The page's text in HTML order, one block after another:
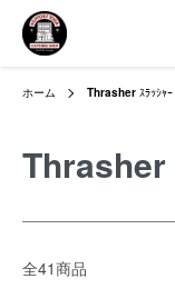
ホーム Thrasher ｽﾗｯｼｬｰ
Thrasher
全41商品